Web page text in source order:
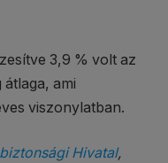
3,9 % volt az
ami
viszonylatban.
Hivatal,